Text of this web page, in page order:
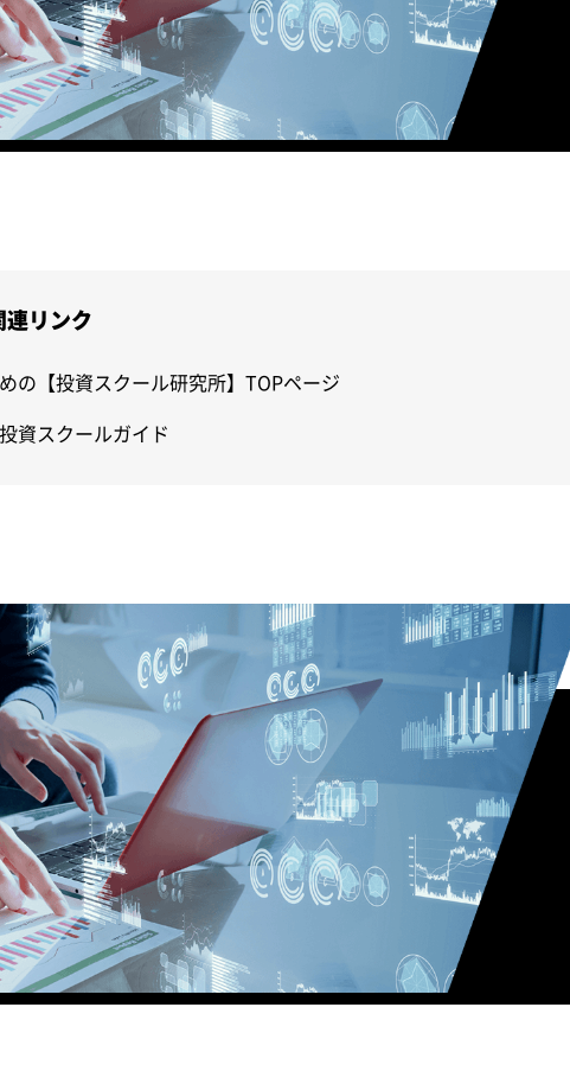
連リンク
の【投資スクール研究所】TOPページ
資スクールガイド